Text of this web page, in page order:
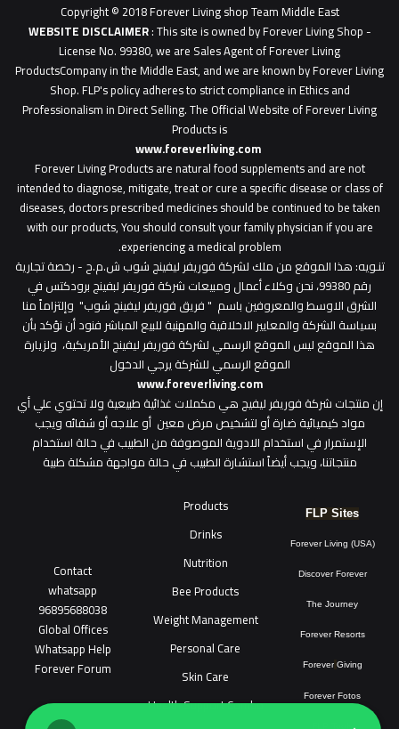
Copyright © 2018 Forever Living shop Team Middle East
WEBSITE DISCLAIMER: This site is owned by Forever Living Shop -
License No. 99380, we are Sales Agent of Forever Living
ProductsCompany in the Middle East, and we are known by Forever Living
Shop. FLP's policy adheres to strict compliance in Ethics and
Professionalism in Direct Selling. The Official Website of Forever Living
Products is
www.foreverliving.com
Forever Living Products are natural food supplements and are not
intended to diagnose, mitigate, treat or cure a specific disease or class of
diseases, doctors prescribed medicines should be continued to be taken
with our products, You should consult your family physician if you are
experiencing a medical problem.
تنـويه: هذا الموقع من ملك لشركة فوريفر ليفينج شوب ش.م.ح - رخصة تجارية
رقم 99380، نحن وكلاء أعمال ومبيعات شركة فوريفر لبفينج برودكتس في
الشرق الاوسط والمعروفين باسم " فريق فوريفر ليفينج شوب" وإلتزاماً منا
بسياسة الشركة والمعايير الاخلاقية والمهنية للبيع المباشر فنود أن نؤكد بأن
هذا الموقع ليس الموقع الرسمي لشركة فوريفر ليفينج الأمريكية، ولزيارة
الموقع الرسمي للشركة يرجي الدخول
www.foreverliving.com
​إن منتجات شركة فوريفر ليفيج هي مكملات غذائية طبيعية ولا تحتوي علي أي
مواد كيميائية ضارة أو لتشخيص مرض معين أو علاجه أو شفائه ويجب
الإستمرار في استخدام الادوية الموصوفة من الطبيب في حالة استخدام
منتجاتنا، ويجب أيضاً استشارة الطبيب في حالة مواجهة مشكلة طبية
FLP Sites
Forever Living (USA)
Discover Forever
The Journey
Forever Resorts
Forever Giving
Forever Fotos
Products
Drinks
Nutrition
Bee Products
Weight Management
Personal Care
Skin Care
Health Support Combo
Contact
whatsapp
96895688038
Global Offices
Whatsapp Help
Forever Forum